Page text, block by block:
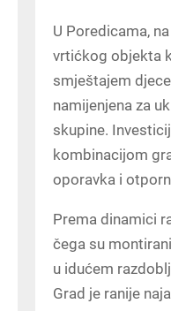
U Poredicama,
vrtićkog objekta
smještajem
namijenjena za
skupine.
kombinacijom
oporavka i
Prema dinamici
čega su
u idućem
Grad je ranije